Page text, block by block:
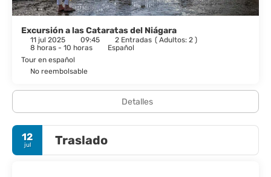
Excursión a las Cataratas del Niágara
11 jul 2025 09:45 2 Entradas ( Adultos: 2 )
8 horas - 10 horas
Español
Tour en español
No reembolsable
Detalles
12
jul Traslado